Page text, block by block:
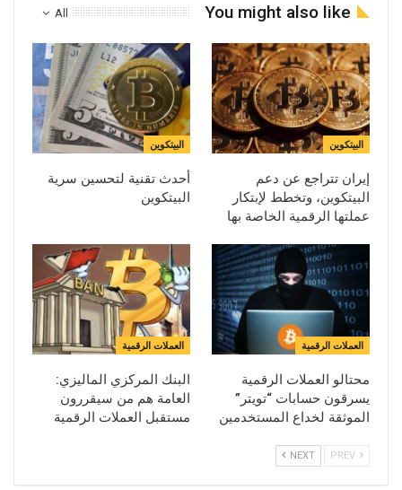
All You might also like
البيتكوين
إيران تتراجع عن دعم
البيتكوين، وتخطط لإبتكار
عملتها الرقمية الخاصة بها
البيتكوين
أحدث تقنية لتحسين سرية
البيتكوين
العملات الرقمية
محتالو العملات الرقمية
يسرقون حسابات “تويتر”
الموثقة لخداع المستخدمين
العملات الرقمية
البنك المركزي الماليزي:
العامة هم من سيقررون
مستقبل العملات الرقمية
NEXT